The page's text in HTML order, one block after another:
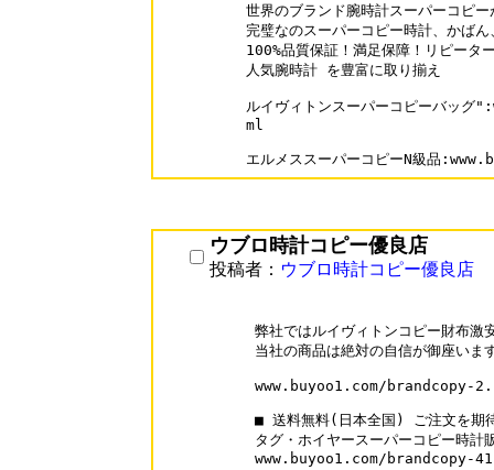
世界のブランド腕時計スーパーコピ
完璧なのスーパーコピー時計、かば
100%品質保証！満足保障！リピータ
人気腕時計 を豊富に取り揃え
ルイヴィトンスーパーコピーバ
ml
ウブロ時計コピー優良店
投稿者： ウブロ時計コピー優良店
弊社ではルイヴィトンコピー財布激
当社の商品は絶対の自信が御座い
www.buyoo1.com/brandcopy-
■ 送料無料(日本全国) ご注文を期
タグ・ホイヤースーパーコピー時計
www.buyoo1.com/brandcopy-